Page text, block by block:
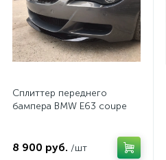
Сплиттер переднего
бампера BMW E63 coupe
8 900 руб. /шт